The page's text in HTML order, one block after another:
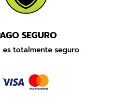
SEGURO
es totalmente seguro.